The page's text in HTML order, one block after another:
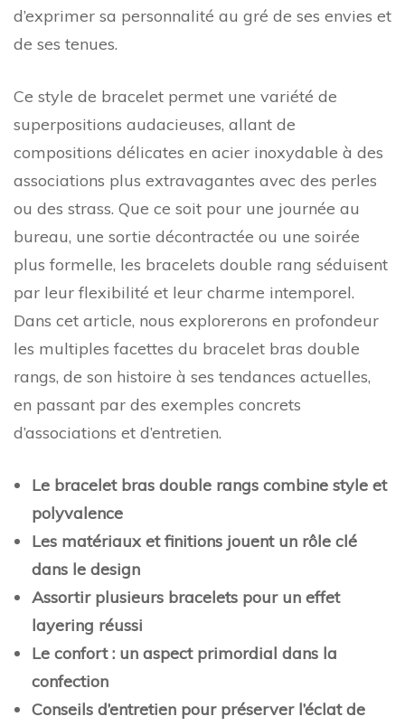
d’exprimer sa personnalité au gré de ses envies et
de ses tenues.
Ce style de bracelet permet une variété de
superpositions audacieuses, allant de
compositions délicates en acier inoxydable à des
associations plus extravagantes avec des perles
ou des strass. Que ce soit pour une journée au
bureau, une sortie décontractée ou une soirée
plus formelle, les bracelets double rang séduisent
par leur flexibilité et leur charme intemporel.
Dans cet article, nous explorerons en profondeur
les multiples facettes du bracelet bras double
rangs, de son histoire à ses tendances actuelles,
en passant par des exemples concrets
d’associations et d’entretien.
Le bracelet bras double rangs combine style et
polyvalence
Les matériaux et finitions jouent un rôle clé
dans le design
Assortir plusieurs bracelets pour un effet
layering réussi
Le confort : un aspect primordial dans la
confection
Conseils d’entretien pour préserver l’éclat de